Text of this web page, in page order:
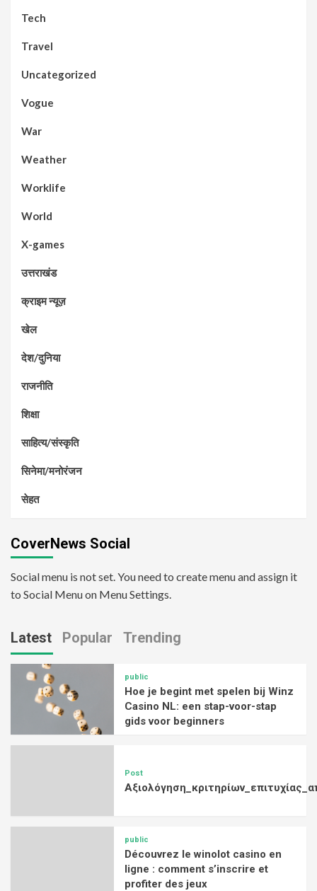
Tech
Travel
Uncategorized
Vogue
War
Weather
Worklife
World
X-games
उत्तराखंड
क्राइम न्यूज़
खेल
देश/दुनिया
राजनीति
शिक्षा
साहित्य/संस्कृति
सिनेमा/मनोरंजन
सेहत
CoverNews Social
Social menu is not set. You need to create menu and assign it
to Social Menu on Menu Settings.
Latest Popular Trending
public
Hoe je begint met spelen bij Winz
Casino NL: een stap-voor-stap
gids voor beginners
Post
public
Découvrez le winolot casino en
ligne : comment s’inscrire et
profiter des jeux